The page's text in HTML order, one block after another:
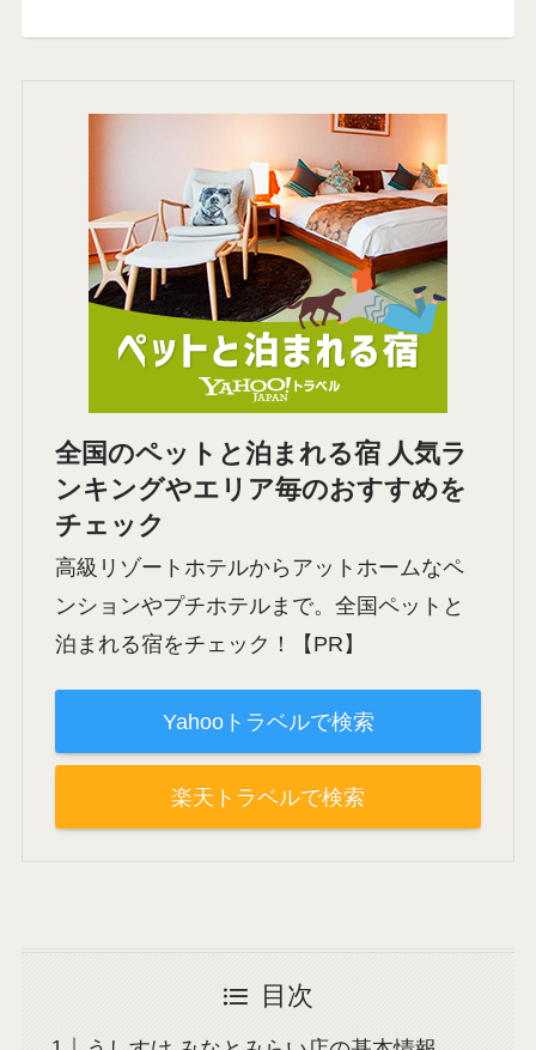
全国のペットと泊まれる宿 人気ラ
ンキングやエリア毎のおすすめを
チェック
高級リゾートホテルからアットホームなペ
ンションやプチホテルまで。全国ペットと
泊まれる宿をチェック！【PR】
Yahooトラベルで検索
楽天トラベルで検索
目次